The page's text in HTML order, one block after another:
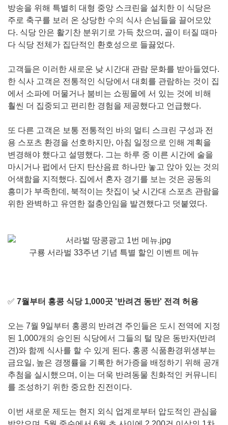
방송을 위해 특별히 대형 중앙 스크린을 설치한 이 식당은
주로 축구를 보러 온 상당한 수의 식사 손님들을 끌어모았
다. 식당 안은 활기찬 분위기로 가득 찼으며, 골이 터질 때마
다 식당 전체가 집단적인 환호성으로 들끓었다.
고객들은 이러한 새로운 낮 시간대 관람 문화를 받아들였다.
한 식사 고객은 전통적인 식당에서 대회를 관람하는 것이 집
에서 소파에 머물거나 붐비는 쇼핑몰에 서 있는 것에 비해
훨씬 더 집중되고 편리한 경험을 제공했다고 언급했다.
또 다른 고객은 보통 전통적인 바의 멀티 스크린 구성과 전
용 스포츠 환경을 선호하지만, 아침 일정으로 인해 계획을
변경해야 했다고 설명했다. 그는 하루 중 이른 시간에 술을
마시거나 펍에서 단지 탄산음료 하나만 놓고 앉아 있는 것의
어색함을 지적했다. 집에서 혼자 경기를 보는 것은 공동의
흥미가 부족한데, 북적이는 찻집이 낮 시간대 스포츠 관람을
위한 완벽하고 유연한 절충안임을 발견했다고 덧붙였다.
구룡 서라벌 33주년 기념 특별 할인 이벤트 메뉴
✅ 7월부터 홍콩 식당 1,000곳 '반려견 동반' 전격 허용
오는 7월 9일부터 홍콩의 반려견 주인들은 도시 전역에 지정
된 1,000개의 승인된 식당에서 그들의 털 많은 동반자(반려
견)와 함께 식사를 할 수 있게 된다. 홍콩 식품환경위생부는
금요일, 높은 경쟁률을 기록한 허가증을 배정하기 위해 공개
추첨을 실시했으며, 이는 더욱 반려동물 친화적인 커뮤니티
를 조성하기 위한 중요한 진전이다.
이번 새로운 제도는 현지 외식 업계로부터 압도적인 관심을